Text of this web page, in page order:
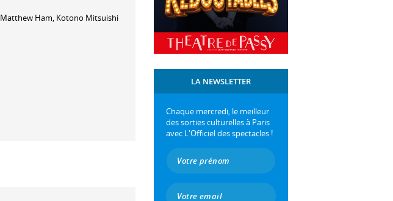
Matthew Ham, Kotono Mitsuishi
LA NEWSLETTER
Chaque mercredi, le meilleur
des sorties culturelles à Paris
avec L'Officiel des spectacles !